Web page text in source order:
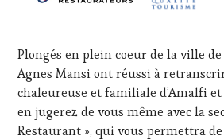
Plongés en plein coeur de la ville
Agnes Mansi ont réussi à
chaleureuse et familiale d’Amalfi et
en jugerez de vous même avec la
Restaurant », qui vous permettra